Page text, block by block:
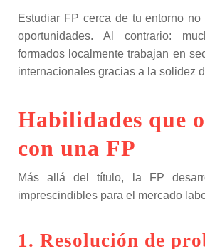
Estudiar FP cerca de tu entorno
oportunidades. Al contrario:
formados localmente trabajan en
internacionales gracias a la solidez
Habilidades que
con una FP
Más allá del título, la FP
imprescindibles para el mercado
1. Resolución de